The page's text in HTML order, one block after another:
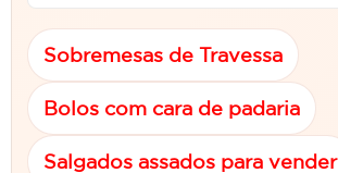
Sobremesas de Travessa
Bolos com cara de padaria
Salgados assados para vender